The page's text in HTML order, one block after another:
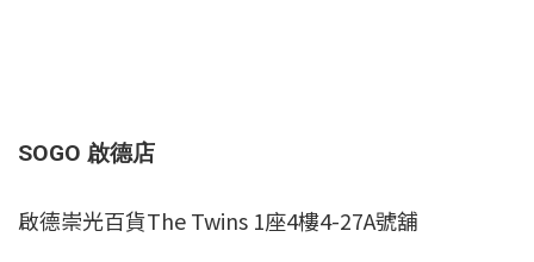
SOGO 啟德店
啟德崇光百貨The Twins 1座4樓4-27A號舖